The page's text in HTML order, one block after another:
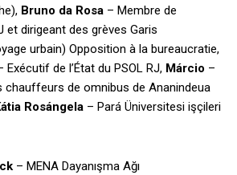
Bruno da Rosa – Membre de
et dirigeant des grèves Garis
urbain) Opposition à la bureaucratie,
Exécutif de l’État du PSOL RJ, Márcio –
chauffeurs de omnibus de Ananindeua
Rosángela – Pará Üniversitesi işçileri
– MENA Dayanışma Ağı